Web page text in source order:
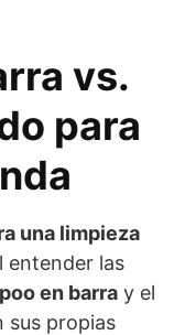
vs.
para
una limpieza
entender las
en barra y el
sus propias